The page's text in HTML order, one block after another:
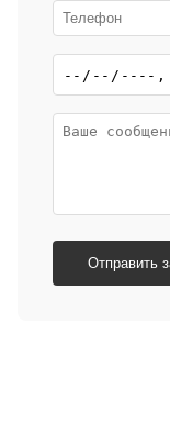
Отправить